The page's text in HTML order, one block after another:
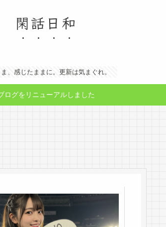
閑話日和
、感じたままに。更新は気まぐれ。
ログをリニューアルしました